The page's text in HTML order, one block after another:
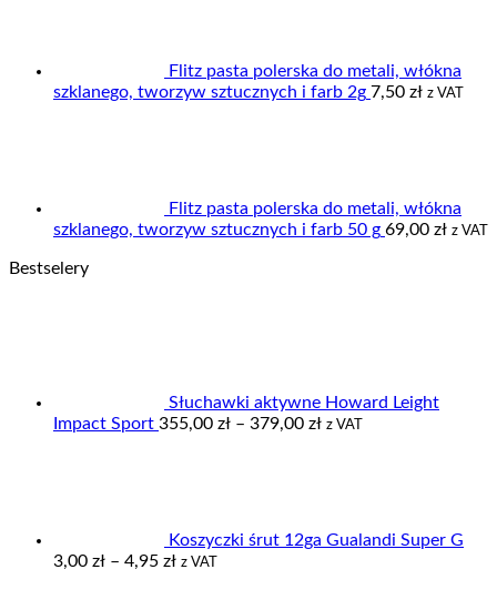
Flitz pasta polerska do metali, włókna
szklanego, tworzyw sztucznych i farb 2g 7,50 zł z VAT
Flitz pasta polerska do metali, włókna
szklanego, tworzyw sztucznych i farb 50 g 69,00 zł z VAT
Bestselery
Słuchawki aktywne Howard Leight
Impact Sport 355,00 zł – 379,00 złZakres
z VAT
Koszyczki śrut 12ga Gualandi Super G
3,00 zł – 4,95 złZakres
z VAT